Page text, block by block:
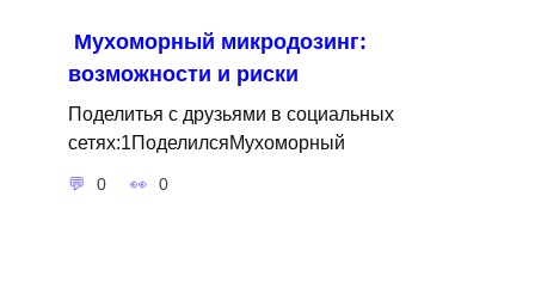
Мухоморный микродозинг:
возможности и риски
Поделитья с друзьями в социальных
сетях:1ПоделилсяМухоморный
0 0